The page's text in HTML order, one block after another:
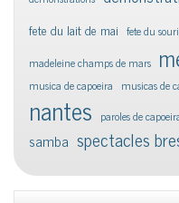
fete du lait de mai fete du
madeleine champs de mars
musica de capoeira musicas de
nantes paroles de
samba spectacles